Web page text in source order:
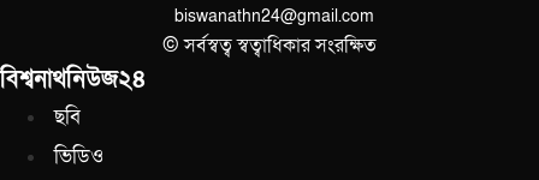
biswanathn24@gmail.com
© সর্বস্বত্ব স্বত্বাধিকার সংরক্ষিত
বিশ্বনাথনিউজ২৪
ছবি
ভিডিও